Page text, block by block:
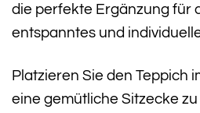
die perfekte Ergänzung für
entspanntes und
Platzieren Sie den Teppich
eine gemütliche Sitzecke